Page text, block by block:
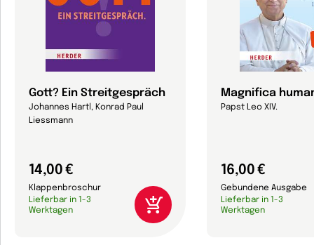
Gott? Ein Streitgespräch
Johannes Hartl, Konrad Paul
Liessmann
14,00 €
Klappenbroschur
Lieferbar in 1-3
Werktagen
Magnifica
Papst Leo XIV.
16,00 €
Gebundene Ausgabe
Lieferbar in 1-3
Werktagen